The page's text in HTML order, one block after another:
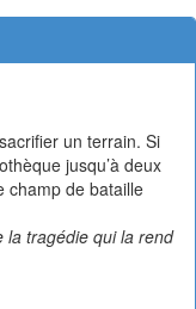
un terrain. Si
jusqu’à deux
champ de bataille
la tragédie qui la rend